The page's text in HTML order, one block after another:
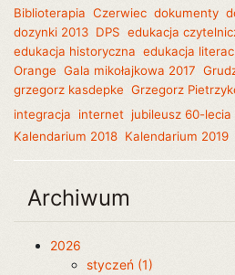
Biblioterapia Czerwiec dokumenty
dozynki 2013 DPS edukacja
edukacja historyczna edukacja
Orange Gala mikołajkowa 2017
grzegorz kasdepke Grzegorz
integracja internet jubileusz 60-lecia
Kalendarium 2018 Kalendarium 2019
Archiwum
2026
styczeń (1)